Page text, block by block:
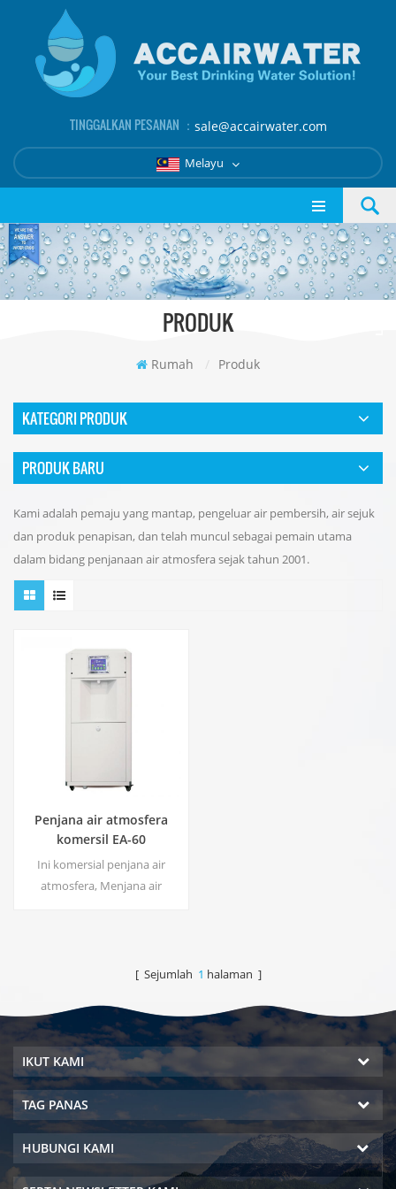
TINGGALKAN PESANAN ： sale@accairwater.com
Melayu
PRODUK
Rumah / Produk
KATEGORI PRODUK
PRODUK BARU
Kami adalah pemaju yang mantap, pengeluar air pembersih, air sejuk
dan produk penapisan, dan telah muncul sebagai pemain utama
dalam bidang penjanaan air atmosfera sejak tahun 2001.
Penjana air atmosfera
komersil EA-60
Ini komersial penjana air
atmosfera, Menjana air
[ Sejumlah 1 halaman ]
IKUT KAMI
TAG PANAS
HUBUNGI KAMI